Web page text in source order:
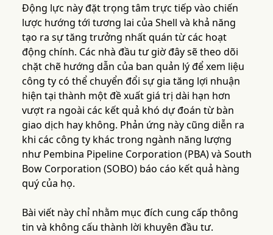
Động lực này đặt trọng tâm trực tiếp vào chiến
lược hướng tới tương lai của Shell và khả năng
tạo ra sự tăng trưởng nhất quán từ các hoạt
động chính. Các nhà đầu tư giờ đây sẽ theo dõi
chặt chẽ hướng dẫn của ban quản lý để xem liệu
công ty có thể chuyển đổi sự gia tăng lợi nhuận
hiện tại thành một đề xuất giá trị dài hạn hơn
vượt ra ngoài các kết quả khó dự đoán từ bàn
giao dịch hay không. Phản ứng này cũng diễn ra
khi các công ty khác trong ngành năng lượng
như Pembina Pipeline Corporation (PBA) và South
Bow Corporation (SOBO) báo cáo kết quả hàng
quý của họ.
Bài viết này chỉ nhằm mục đích cung cấp thông
tin và không cấu thành lời khuyên đầu tư.